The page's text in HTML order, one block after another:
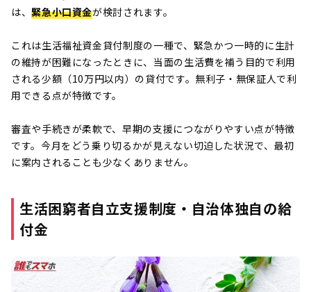
は、緊急小口資金が検討されます。
これは生活福祉資金貸付制度の一種で、緊急かつ一時的に生計
の維持が困難になったときに、当面の生活費を補う目的で利用
される少額（10万円以内）の貸付です。無利子・無保証人で利
用できる点が特徴です。
審査や手続きが柔軟で、早期の支援につながりやすい点が特徴
です。今月をどう乗り切るかが見えない切迫した状況で、最初
に案内されることも少なくありません。
生活困窮者自立支援制度・自治体独自の給
付金